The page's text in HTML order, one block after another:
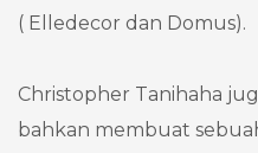
( Elledecor dan Domus).
Christopher Tanihaha
bahkan membuat